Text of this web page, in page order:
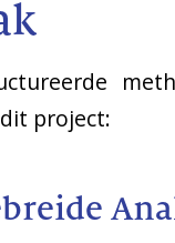
project: